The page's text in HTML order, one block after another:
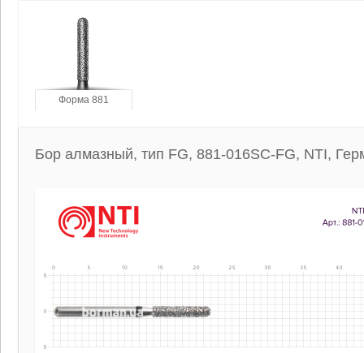
Форма 881
Бор алмазный, тип FG, 881-016SC-FG, NTI,